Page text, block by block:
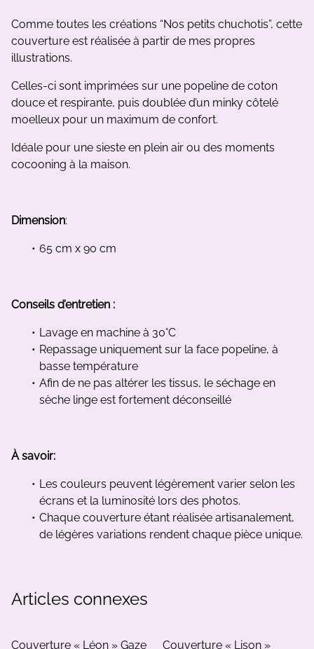
Comme toutes les créations “Nos petits chuchotis”, cette
couverture est réalisée à partir de mes propres
illustrations.
Celles-ci sont imprimées sur une popeline de coton
douce et respirante, puis doublée d’un minky côtelé
moelleux pour un maximum de confort.
Idéale pour une sieste en plein air ou des moments
cocooning à la maison.
Dimension:
65 cm x 90 cm
Conseils d’entretien :
Lavage en machine à 30°C
Repassage uniquement sur la face popeline, à
basse température
Afin de ne pas altérer les tissus, le séchage en
sèche linge est fortement déconseillé
À savoir:
Les couleurs peuvent légèrement varier selon les
écrans et la luminosité lors des photos.
Chaque couverture étant réalisée artisanalement,
de légères variations rendent chaque pièce unique.
Articles connexes
Couverture « Léon » Gaze
Couverture « Lison »